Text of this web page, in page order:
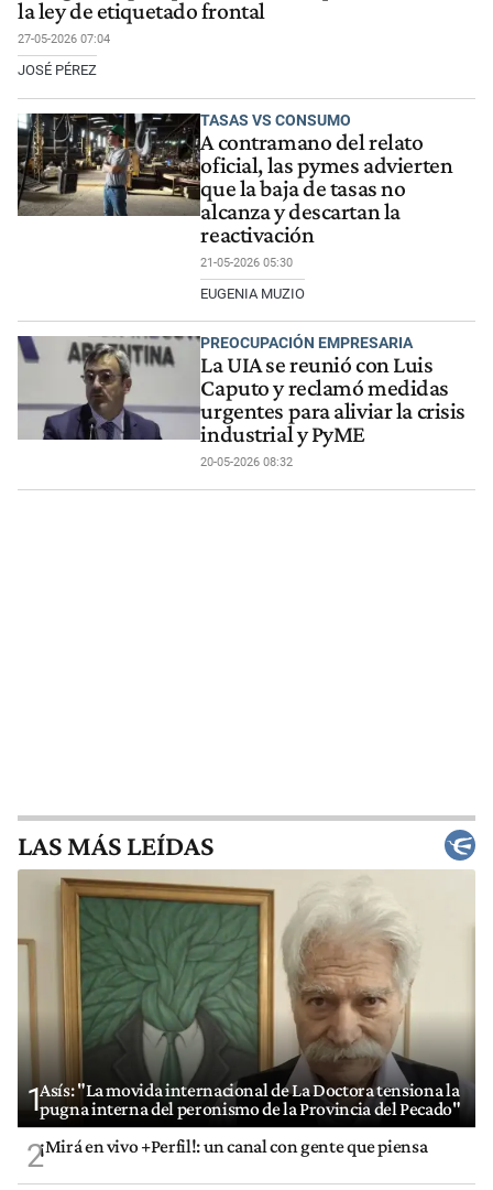
la ley de etiquetado frontal
27-05-2026 07:04
JOSÉ PÉREZ
TASAS VS CONSUMO
A contramano del relato
oficial, las pymes advierten
que la baja de tasas no
alcanza y descartan la
reactivación
21-05-2026 05:30
EUGENIA MUZIO
PREOCUPACIÓN EMPRESARIA
La UIA se reunió con Luis
Caputo y reclamó medidas
urgentes para aliviar la crisis
industrial y PyME
20-05-2026 08:32
LAS MÁS LEÍDAS
1Asís: "La movida internacional de La Doctora tensiona la
pugna interna del peronismo de la Provincia del Pecado"
2¡Mirá en vivo +Perfil!: un canal con gente que piensa